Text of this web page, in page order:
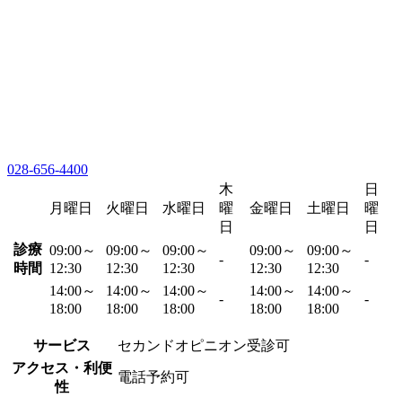
028-656-4400
月曜日 火曜日 水曜日
木
曜
日
金曜日 土曜日
日
曜
日
診療
時間
09:00～
12:30
09:00～
12:30
09:00～
12:30
-
09:00～
12:30
09:00～
12:30
-
14:00～
18:00
14:00～
18:00
14:00～
18:00
-
14:00～
18:00
14:00～
18:00
-
サービス
セカンドオピニオン受診可
アクセス・利便
性
電話予約可